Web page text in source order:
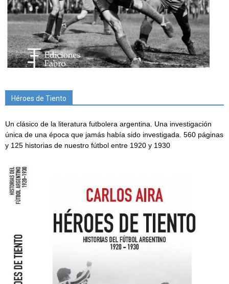
Héroes de Tiento
Un clásico de la literatura futbolera argentina. Una investigación
única de una época que jamás había sido investigada. 560 páginas
y 125 historias de nuestro fútbol entre 1920 y 1930